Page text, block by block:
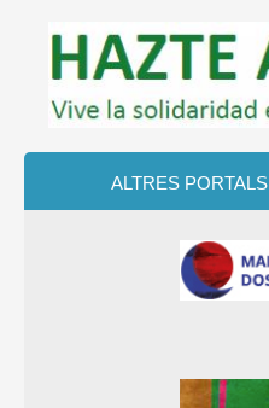
ALTRES PORTALS